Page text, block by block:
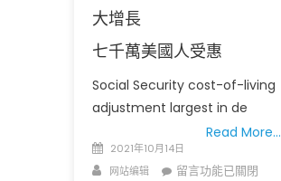
大增長
七千萬美國人受惠
Social Security cost-of-living
adjustment largest in de
Read More…
Posted
on
2021年10月14日
Author
网站编辑
在
留言功能已關閉